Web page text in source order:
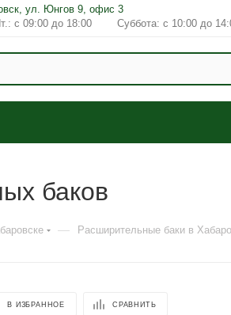
ул. Юнгов 9, офис 3
с 09:00 до 18:00 Суббота: с 10:00 до
баков
— Расширительные баки в
В ИЗБРАННОЕ СРАВНИТЬ